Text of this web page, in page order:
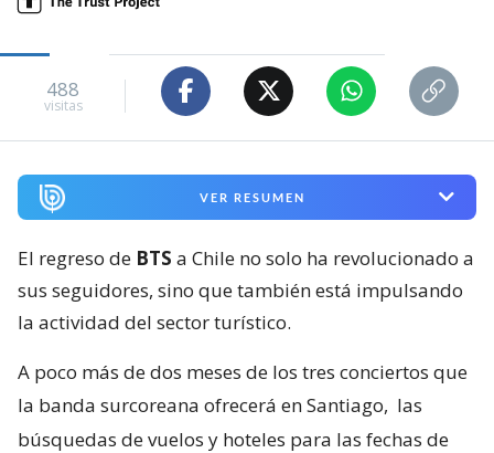
488
visitas
VER RESUMEN
El regreso de BTS a Chile no solo ha revolucionado a
sus seguidores, sino que también está impulsando
la actividad del sector turístico.
A poco más de dos meses de los tres conciertos que
la banda surcoreana ofrecerá en Santiago, las
búsquedas de vuelos y hoteles para las fechas de